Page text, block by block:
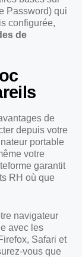
Password) qui
configurée,
de
de
depuis votre
portable
votre
garantit
RH où que
navigateur
avec les
Safari et
vous que